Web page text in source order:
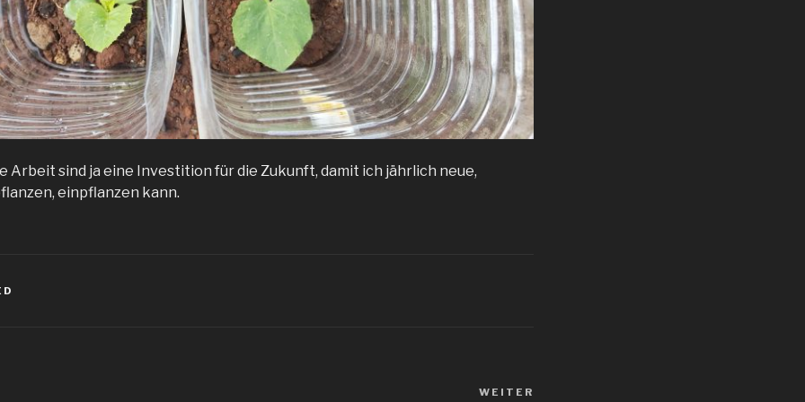
Arbeit sind ja eine Investition für die Zukunft, damit ich jährlich neue,
einpflanzen kann.
WEITER